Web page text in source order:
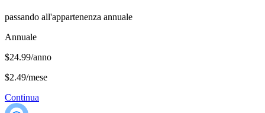
passando all'appartenenza annuale
Annuale
$24.99/anno
$2.49/mese
Continua